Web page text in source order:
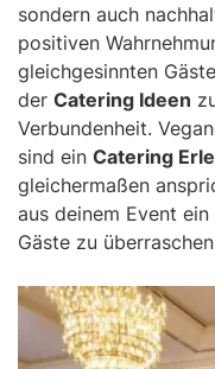
sondern auch
positiven
gleichgesinnten
der Catering Ideen
Verbundenheit.
sind ein Catering
gleichermaßen
aus deinem Event
Gäste zu